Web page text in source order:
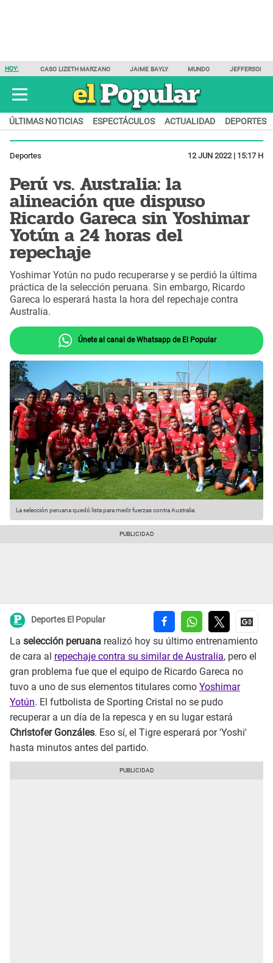
HOY: CASO LIZETH MARZANO JAIME BAYLY MUNDO JEFFERSON
ÚLTIMAS NOTICIAS ESPECTÁCULOS ACTUALIDAD DEPORTES
Deportes 12 JUN 2022 | 15:17 H
Perú vs. Australia: la
alineación que dispuso
Ricardo Gareca sin Yoshimar
Yotún a 24 horas del
repechaje
Yoshimar Yotún no pudo recuperarse y se perdió la última
práctica de la selección peruana. Sin embargo, Ricardo
Gareca lo esperará hasta la hora del repechaje contra
Australia.
Únete al canal de Whatsapp de El Popular
La selección peruana quedó lista para medir fuerzas contra Australia.
Deportes El Popular
La selección peruana realizó hoy su último entrenamiento
de cara al repechaje contra su similar de Australia, pero el
gran problema fue que el equipo de Ricardo Gareca no
tuvo a uno de sus elementos titulares como Yoshimar
Yotún. El futbolista de Sporting Cristal no se pudo
recuperar a un día de la repesca y en su lugar estará
Christofer Gonzáles. Eso sí, el Tigre esperará por 'Yoshi'
hasta minutos antes del partido.